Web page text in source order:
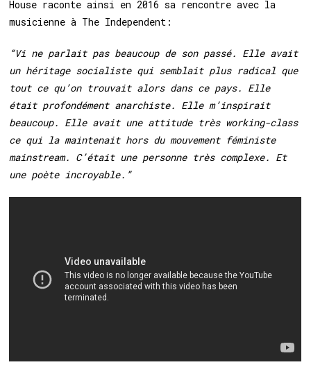
House raconte ainsi en 2016 sa rencontre avec la
musicienne à The Independent:
“Vi ne parlait pas beaucoup de son passé. Elle avait
un héritage socialiste qui semblait plus radical que
tout ce qu’on trouvait alors dans ce pays. Elle
était profondément anarchiste. Elle m’inspirait
beaucoup. Elle avait une attitude très working-class
ce qui la maintenait hors du mouvement féministe
mainstream. C’était une personne très complexe. Et
une poète incroyable.”